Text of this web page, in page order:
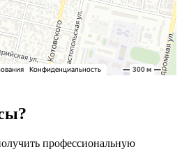
профессиональную